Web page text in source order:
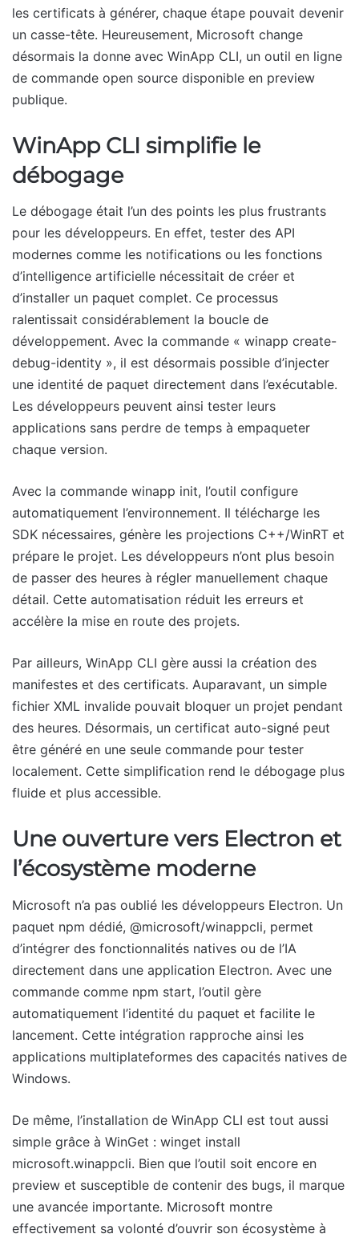
les certificats à générer, chaque étape pouvait devenir
un casse-tête. Heureusement, Microsoft change
désormais la donne avec WinApp CLI, un outil en ligne
de commande open source disponible en preview
publique.
WinApp CLI simplifie le
débogage
Le débogage était l’un des points les plus frustrants
pour les développeurs. En effet, tester des API
modernes comme les notifications ou les fonctions
d’intelligence artificielle nécessitait de créer et
d’installer un paquet complet. Ce processus
ralentissait considérablement la boucle de
développement. Avec la commande « winapp create-
debug-identity », il est désormais possible d’injecter
une identité de paquet directement dans l’exécutable.
Les développeurs peuvent ainsi tester leurs
applications sans perdre de temps à empaqueter
chaque version.
Avec la commande winapp init, l’outil configure
automatiquement l’environnement. Il télécharge les
SDK nécessaires, génère les projections C++/WinRT et
prépare le projet. Les développeurs n’ont plus besoin
de passer des heures à régler manuellement chaque
détail. Cette automatisation réduit les erreurs et
accélère la mise en route des projets.
Par ailleurs, WinApp CLI gère aussi la création des
manifestes et des certificats. Auparavant, un simple
fichier XML invalide pouvait bloquer un projet pendant
des heures. Désormais, un certificat auto-signé peut
être généré en une seule commande pour tester
localement. Cette simplification rend le débogage plus
fluide et plus accessible.
Une ouverture vers Electron et
l’écosystème moderne
Microsoft n’a pas oublié les développeurs Electron. Un
paquet npm dédié, @microsoft/winappcli, permet
d’intégrer des fonctionnalités natives ou de l’IA
directement dans une application Electron. Avec une
commande comme npm start, l’outil gère
automatiquement l’identité du paquet et facilite le
lancement. Cette intégration rapproche ainsi les
applications multiplateformes des capacités natives de
Windows.
De même, l’installation de WinApp CLI est tout aussi
simple grâce à WinGet : winget install
microsoft.winappcli. Bien que l’outil soit encore en
preview et susceptible de contenir des bugs, il marque
une avancée importante. Microsoft montre
effectivement sa volonté d’ouvrir son écosystème à